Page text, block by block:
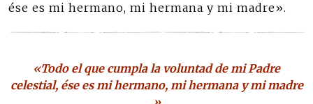
ése es mi hermano, mi hermana y mi madre».
«Todo el que cumpla la voluntad de mi Padre
celestial, ése es mi hermano, mi hermana y mi madre